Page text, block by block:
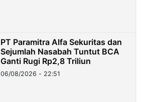
PT Paramitra Alfa Sekuritas dan
Sejumlah Nasabah Tuntut BCA
Ganti Rugi Rp2,8 Triliun
06/08/2026 - 22:51